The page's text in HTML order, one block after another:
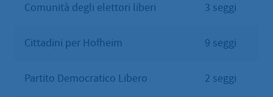
Comunità degli elettori liberi 3 seggi
Cittadini per Hofheim 9 seggi
Partito Democratico Libero 2 seggi